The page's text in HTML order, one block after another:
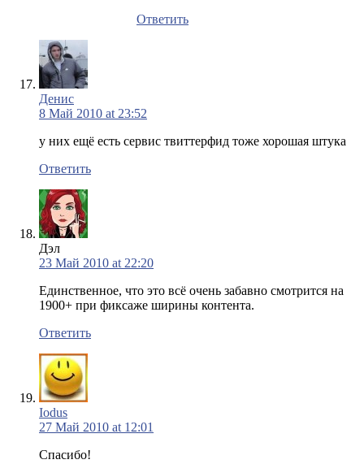
Ответить
Денис
8 Май 2010 at 23:52
у них ещё есть сервис твиттерфид тоже хорошая штука
Ответить
Дэл
23 Май 2010 at 22:20
Единственное, что это всё очень забавно смотрится на
1900+ при фиксаже ширины контента.
Ответить
Iodus
27 Май 2010 at 12:01
Спасибо!